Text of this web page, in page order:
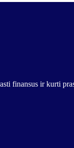
finansus ir kurti